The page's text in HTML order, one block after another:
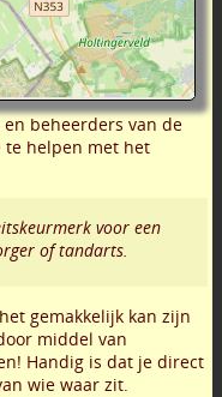
beheerders van de
te helpen met het
voor een
of tandarts.
gemakkelijk kan zijn
middel van
Handig is dat je direct
wie waar zit.